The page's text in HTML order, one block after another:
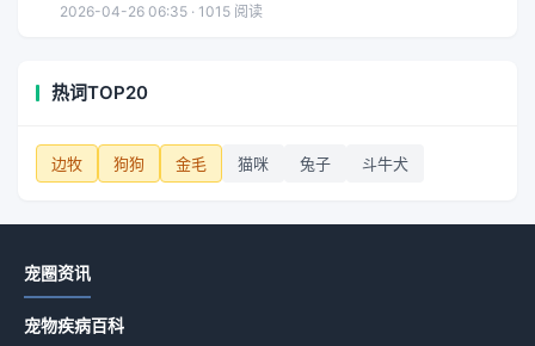
2026-04-26 06:35 · 1015 阅读
热词TOP20
边牧 狗狗 金毛 猫咪 兔子 斗牛犬
宠圈资讯
宠物疾病百科